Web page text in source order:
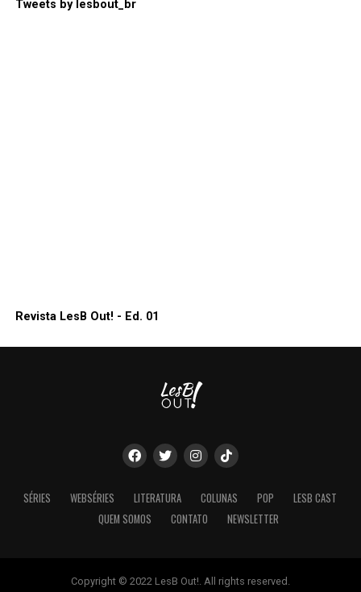
Tweets by lesbout_br
Revista LesB Out! - Ed. 01
SÉRIES WEBSÉRIES LITERATURA COLUNAS POP
LESB CAST
QUEM SOMOS
CONTATO NEWSLETTER
Copyright © 2022 LesB Out!. All rights reserved.